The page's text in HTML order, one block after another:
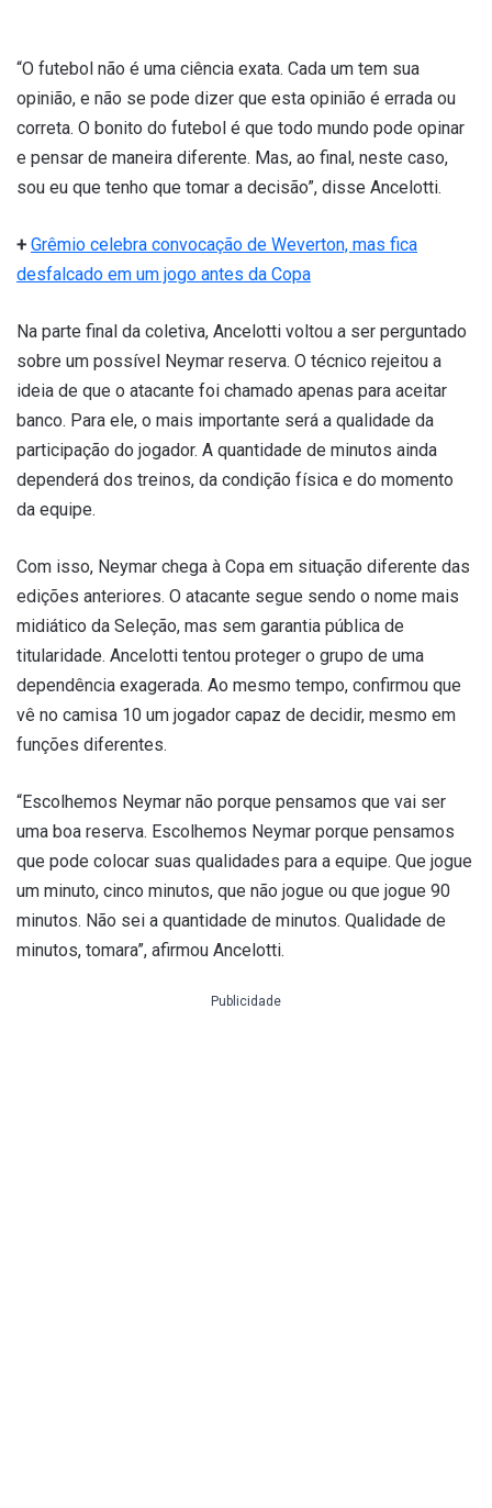
“O futebol não é uma ciência exata. Cada um tem sua
opinião, e não se pode dizer que esta opinião é errada ou
correta. O bonito do futebol é que todo mundo pode opinar
e pensar de maneira diferente. Mas, ao final, neste caso,
sou eu que tenho que tomar a decisão”, disse Ancelotti.
+ Grêmio celebra convocação de Weverton, mas fica
desfalcado em um jogo antes da Copa
Na parte final da coletiva, Ancelotti voltou a ser perguntado
sobre um possível Neymar reserva. O técnico rejeitou a
ideia de que o atacante foi chamado apenas para aceitar
banco. Para ele, o mais importante será a qualidade da
participação do jogador. A quantidade de minutos ainda
dependerá dos treinos, da condição física e do momento
da equipe.
Com isso, Neymar chega à Copa em situação diferente das
edições anteriores. O atacante segue sendo o nome mais
midiático da Seleção, mas sem garantia pública de
titularidade. Ancelotti tentou proteger o grupo de uma
dependência exagerada. Ao mesmo tempo, confirmou que
vê no camisa 10 um jogador capaz de decidir, mesmo em
funções diferentes.
“Escolhemos Neymar não porque pensamos que vai ser
uma boa reserva. Escolhemos Neymar porque pensamos
que pode colocar suas qualidades para a equipe. Que jogue
um minuto, cinco minutos, que não jogue ou que jogue 90
minutos. Não sei a quantidade de minutos. Qualidade de
minutos, tomara”, afirmou Ancelotti.
Publicidade